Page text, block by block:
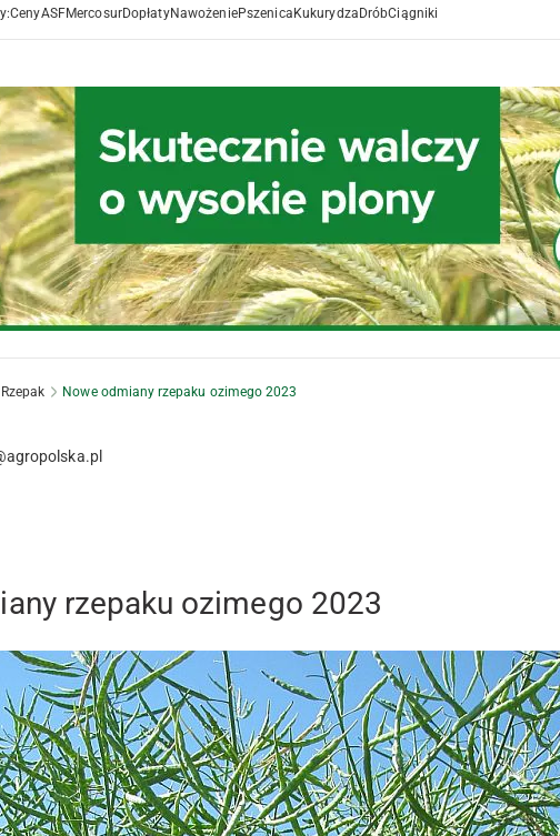
CenyASFMercosurDopłatyNawożeniePszenica Kukurydza DróbCiągniki
Rzepak Nowe odmiany rzepaku ozimego 2023
rzepaku ozimego 2023